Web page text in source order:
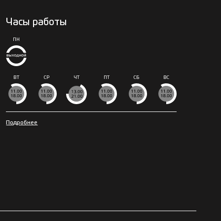
Часы работы
ПН
ВТ СР ЧТ СБ ВС
Подробнее